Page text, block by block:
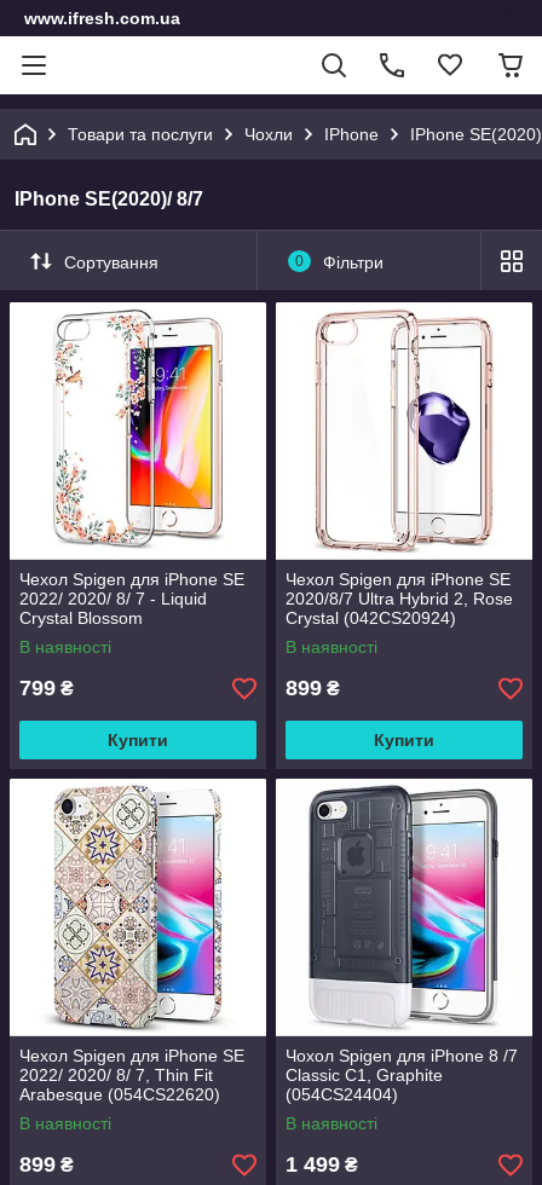
www.ifresh.com.ua
Товари та послуги Чохли IPhone IPhone
IPhone SE(2020)/ 8/7
Сортування 0 Фільтри
Чехол Spigen для iPhone SE
2022/ 2020/ 8/ 7 - Liquid
Crystal Blossom
(054CS22290)
В наявності
799 ₴
Купити
Чехол Spigen для iPhone SE
2020/8/7 Ultra Hybrid 2, Rose
Crystal (042CS20924)
В наявності
899 ₴
Купити
Чехол Spigen для iPhone SE
2022/ 2020/ 8/ 7, Thin Fit
Arabesque (054CS22620)
В наявності
899 ₴
Чохол Spigen для iPhone 8 /7
Classic C1, Graphite
(054CS24404)
В наявності
1 499 ₴